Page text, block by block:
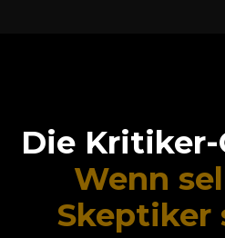
Die Kritiker-
Wenn
Skeptiker